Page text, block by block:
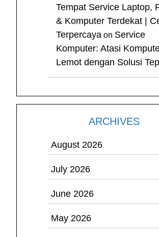
Tempat Service Laptop,
& Komputer Terdekat |
Terpercaya on Service
Komputer: Atasi
Lemot dengan Solusi
ARCHIVES
August 2026
July 2026
June 2026
May 2026